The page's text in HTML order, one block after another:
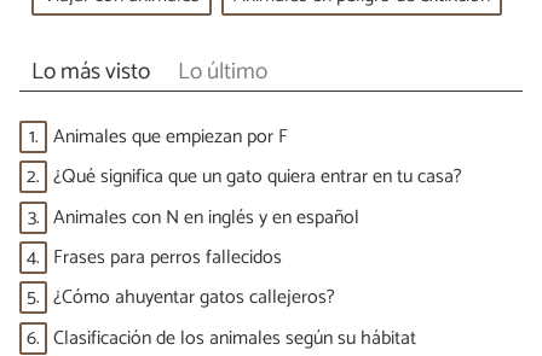
Lo más visto Lo último
1. Animales que empiezan por F
2. ¿Qué significa que un gato quiera entrar en tu casa?
3. Animales con N en inglés y en español
4. Frases para perros fallecidos
5. ¿Cómo ahuyentar gatos callejeros?
6. Clasificación de los animales según su hábitat